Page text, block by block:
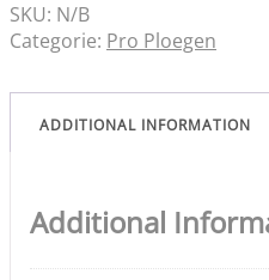
SKU: N/B
Categorie: Pro Ploegen
ADDITIONAL INFORMATION
Additional